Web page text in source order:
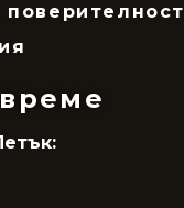
поверителност